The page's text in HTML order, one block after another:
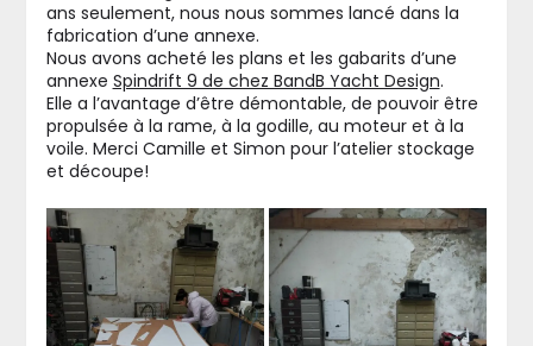
ans seulement, nous nous sommes lancé dans la
fabrication d’une annexe.
Nous avons acheté les plans et les gabarits d’une
annexe Spindrift 9 de chez BandB Yacht Design.
Elle a l’avantage d’être démontable, de pouvoir être
propulsée à la rame, à la godille, au moteur et à la
voile. Merci Camille et Simon pour l’atelier stockage
et découpe!